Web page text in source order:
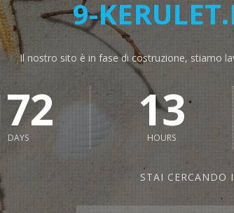
9-
Il nostro sito è in fase di costruzione, stiamo
DAYS 13
HOURS
STAI CERCANDO